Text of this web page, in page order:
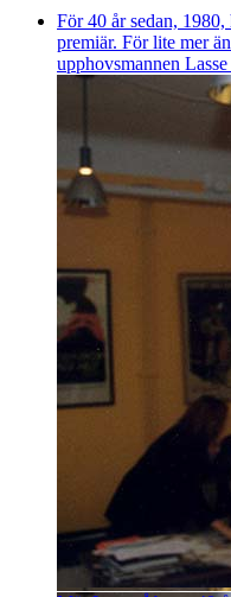
För 40 år sedan,
premiär. För lite mer
upphovsmannen